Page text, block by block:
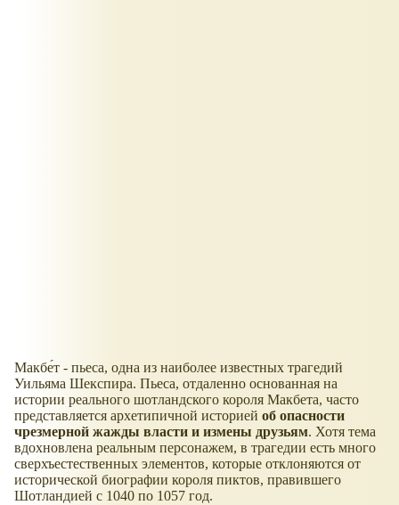
Макбе́т - пьеса, одна из наиболее известных трагедий
Уильяма Шекспира. Пьеса, отдаленно основанная на
истории реального шотландского короля Макбета, часто
представляется архетипичной историей об опасности
чрезмерной жажды власти и измены друзьям. Хотя тема
вдохновлена реальным персонажем, в трагедии есть много
сверхъестественных элементов, которые отклоняются от
исторической биографии короля пиктов, правившего
Шотландией с 1040 по 1057 год.